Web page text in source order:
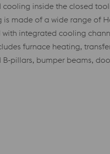
inside the closed
made of a wide range of
integrated cooling
furnace heating,
B‑pillars, bumper beams,